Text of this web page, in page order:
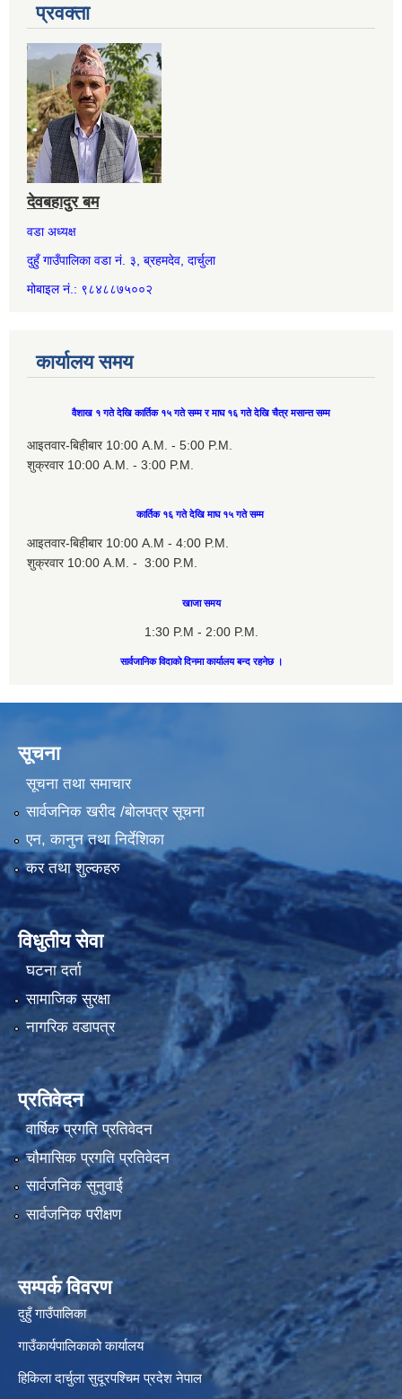
प्रवक्ता
देवबहादुर बम
वडा अध्यक्ष
दुहुँ गाउँपालिका वडा नं. ३, ब्रहमदेव, दार्चुला
मोबाइल नं.: ९८४८८७५००२
कार्यालय समय
वैशाख १ गते देखि कार्तिक १५ गते सम्म र माघ १६ गते देखि चैत्र मसान्त सम्म
आइतवार-बिहीबार 10:00 A.M. - 5:00 P.M.
शुक्रवार 10:00 A.M. - 3:00 P.M.
कार्तिक १६ गते देखि माघ १५ गते सम्म
आइतवार-बिहीबार 10:00 A.M - 4:00 P.M.
शुक्रवार 10:00 A.M. - 3:00 P.M.
खाजा समय
1:30 P.M - 2:00 P.M.
सार्वजानिक विदाको दिनमा कार्यालय बन्द रहनेछ ।
सूचना
सूचना तथा समाचार
सार्वजनिक खरीद /बोलपत्र सूचना
एन, कानुन तथा निर्देशिका
कर तथा शुल्कहरु
विधुतीय सेवा
घटना दर्ता
सामाजिक सुरक्षा
नागरिक वडापत्र
प्रतिवेदन
वार्षिक प्रगति प्रतिवेदन
चौमासिक प्रगति प्रतिवेदन
सार्वजनिक सुनुवाई
सार्वजनिक परीक्षण
सम्पर्क विवरण
दुहुँ गाउँपालिका
गाउँकार्यपालिकाको कार्यालय
हिकिला दार्चुला सुदूरपश्चिम प्रदेश नेपाल